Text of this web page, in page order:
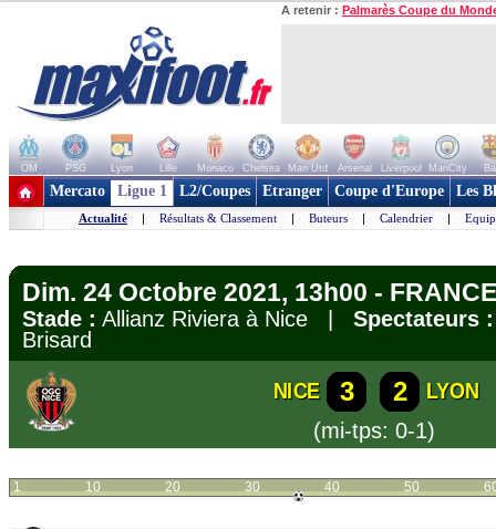
A retenir : Palmarès Coupe du
OM PSG Lyon Lille Monaco Chelsea Man Utd Arsenal Liverpool ManCity
+ de clubs
Mercato Ligue 1 L2/Coupes Etranger Coupe d'Europe Les
Actualité | Résultats & Classement | Buteurs | Calendrier |
Dim. 24 Octobre 2021, 13h00 -
Stade : Allianz Riviera à Nice | Spectateurs :
Brisard
NICE 3 2
LYON
(mi-tps: 0-1)
1 10 20 30 40 50